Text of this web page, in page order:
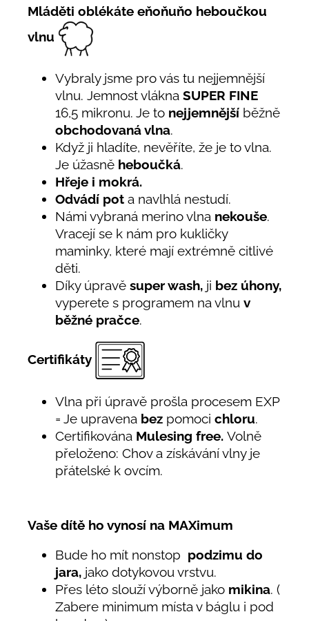
Mláděti oblékáte eňoňuňo heboučkou
vlnu
Vybraly jsme pro vás tu nejjemnější
vlnu. Jemnost vlákna SUPER FINE
16,5 mikronu. Je to nejjemnější běžně
obchodovaná vlna.
Když ji hladíte, nevěříte, že je to vlna.
Je úžasně heboučká.
Hřeje i mokrá.
Odvádí pot a navlhlá nestudí.
Námi vybraná merino vlna nekouše.
Vracejí se k nám pro kukličky
maminky, které mají extrémně citlivé
děti.
Díky úpravě super wash, ji bez úhony,
vyperete s programem na vlnu v
běžné pračce.
Certifikáty
Vlna při úpravě prošla procesem EXP
= Je upravena bez pomoci chloru.
Certifikována Mulesing free. Volně
přeloženo: Chov a získávání vlny je
přátelské k ovcím.
Vaše dítě ho vynosí na MAXimum
Bude ho mít nonstop podzimu do
jara, jako dotykovou vrstvu.
Přes léto slouží výborně jako mikina. (
Zabere minimum místa v báglu i pod